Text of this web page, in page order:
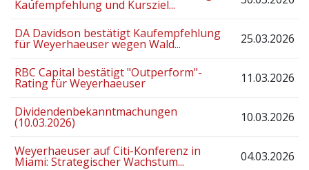
Kaufempfehlung und Kursziel...
DA Davidson bestätigt Kaufempfehlung
für Weyerhaeuser wegen Wald... 25.03.2026
RBC Capital bestätigt "Outperform"-
Rating für Weyerhaeuser 11.03.2026
Dividendenbekanntmachungen
(10.03.2026) 10.03.2026
Weyerhaeuser auf Citi-Konferenz in
Miami: Strategischer Wachstum... 04.03.2026